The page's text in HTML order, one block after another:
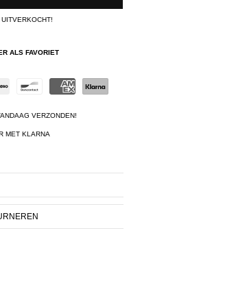
ALS FAVORIET
VERZONDEN!
MET KLARNA